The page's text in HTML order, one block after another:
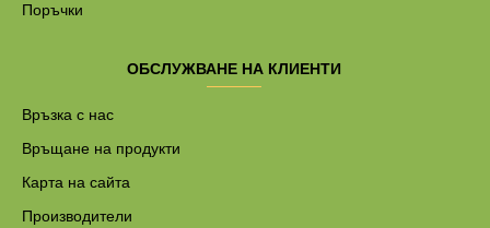
Поръчки
ОБСЛУЖВАНЕ НА КЛИЕНТИ
Връзка с нас
Връщане на продукти
Карта на сайта
Производители